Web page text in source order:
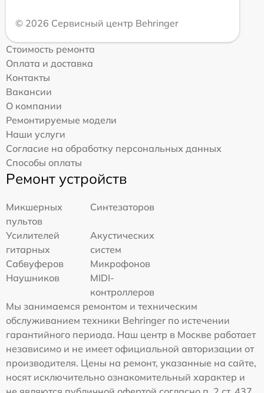
© 2026 Сервисный центр Behringer
Стоимость ремонта
Оплата и доставка
Контакты
Вакансии
О компании
Ремонтируемые модели
Наши услуги
Согласие на обработку персональных данных
Способы оплаты
Ремонт устройств
Микшерных
пультов
Синтезаторов
Усилителей
гитарных
Акустических
систем
Сабвуферов
Микрофонов
Наушников
MIDI-
контроллеров
Мы занимаемся ремонтом и техническим
обслуживанием техники Behringer по истечении
гарантийного периода. Наш центр в Москве работает
независимо и не имеет официальной авторизации от
производителя. Цены на ремонт, указанные на сайте,
носят исключительно ознакомительный характер и